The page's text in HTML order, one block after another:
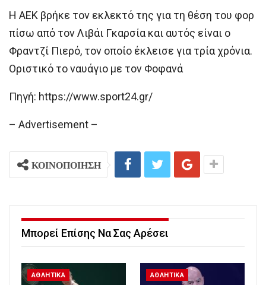
Η ΑΕΚ βρήκε τον εκλεκτό της για τη θέση του φορ
πίσω από τον Λιβάι Γκαρσία και αυτός είναι ο
Φραντζί Πιερό, τον οποίο έκλεισε για τρία χρόνια.
Οριστικό το ναυάγιο με τον Φοφανά
Πηγή: https://www.sport24.gr/
– Advertisement –
ΚΟΙΝΟΠΟΙΗΣΗ
Μπορεί Επίσης Να Σας Αρέσει
ΑΘΛΗΤΙΚΑ ΑΘΛΗΤΙΚΑ